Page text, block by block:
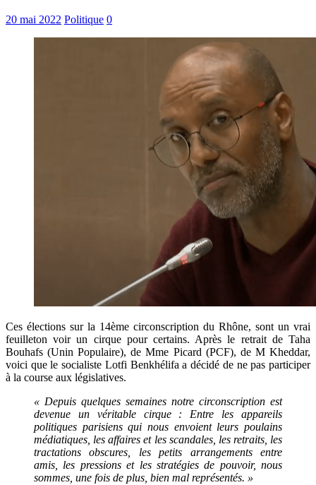
20 mai 2022 Politique 0
Ces élections sur la 14ème circonscription du Rhône, sont un vrai
feuilleton voir un cirque pour certains. Après le retrait de Taha
Bouhafs (Unin Populaire), de Mme Picard (PCF), de M Kheddar,
voici que le socialiste Lotfi Benkhélifa a décidé de ne pas participer
à la course aux législatives.
« Depuis quelques semaines notre circonscription est
devenue un véritable cirque : Entre les appareils
politiques parisiens qui nous envoient leurs poulains
médiatiques, les affaires et les scandales, les retraits, les
tractations obscures, les petits arrangements entre
amis, les pressions et les stratégies de pouvoir, nous
sommes, une fois de plus, bien mal représentés. »